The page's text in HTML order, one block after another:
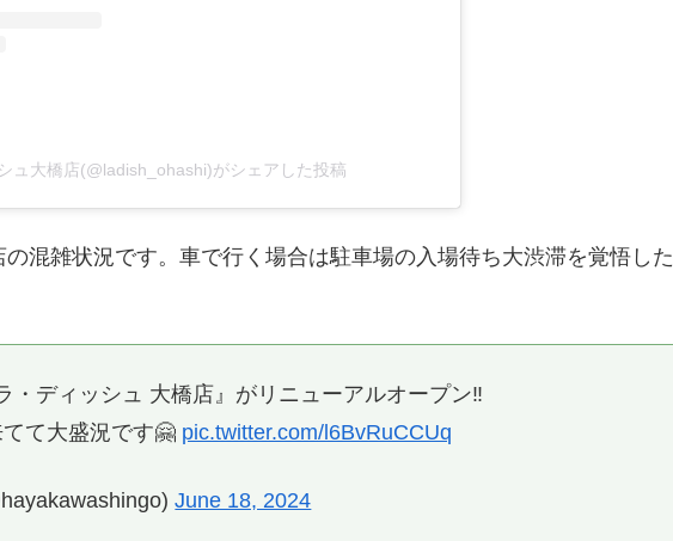
ュ大橋店(@ladish_ohashi)がシェアした投稿
の混雑状況です。車で行く場合は駐車場の入場待ち大渋滞を覚悟した
・ディッシュ 大橋店』がリニューアルオープン‼️
て大盛況です🤗 pic.twitter.com/l6BvRuCCUq
June 18, 2024